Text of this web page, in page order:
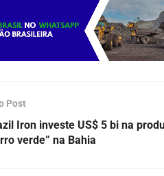
Post
Iron investe US$ 5 bi na
verde” na Bahia